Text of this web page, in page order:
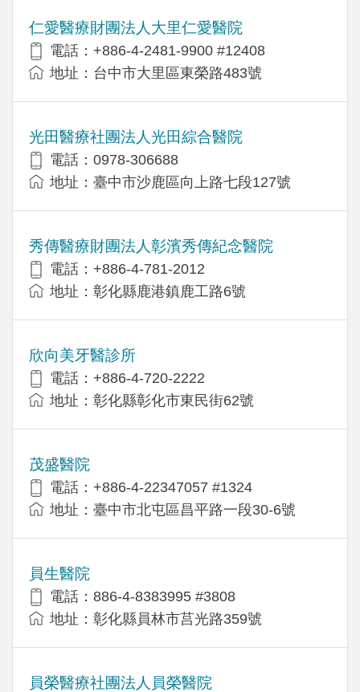
仁愛醫療財團法人大里仁愛醫院
電話：+886-4-2481-9900 #12408
地址：台中市大里區東榮路483號
光田醫療社團法人光田綜合醫院
電話：0978-306688
地址：臺中市沙鹿區向上路七段127號
秀傳醫療財團法人彰濱秀傳紀念醫院
電話：+886-4-781-2012
地址：彰化縣鹿港鎮鹿工路6號
欣向美牙醫診所
電話：+886-4-720-2222
地址：彰化縣彰化市東民街62號
茂盛醫院
電話：+886-4-22347057 #1324
地址：臺中市北屯區昌平路一段30-6號
員生醫院
電話：886-4-8383995 #3808
地址：彰化縣員林市莒光路359號
員榮醫療社團法人員榮醫院